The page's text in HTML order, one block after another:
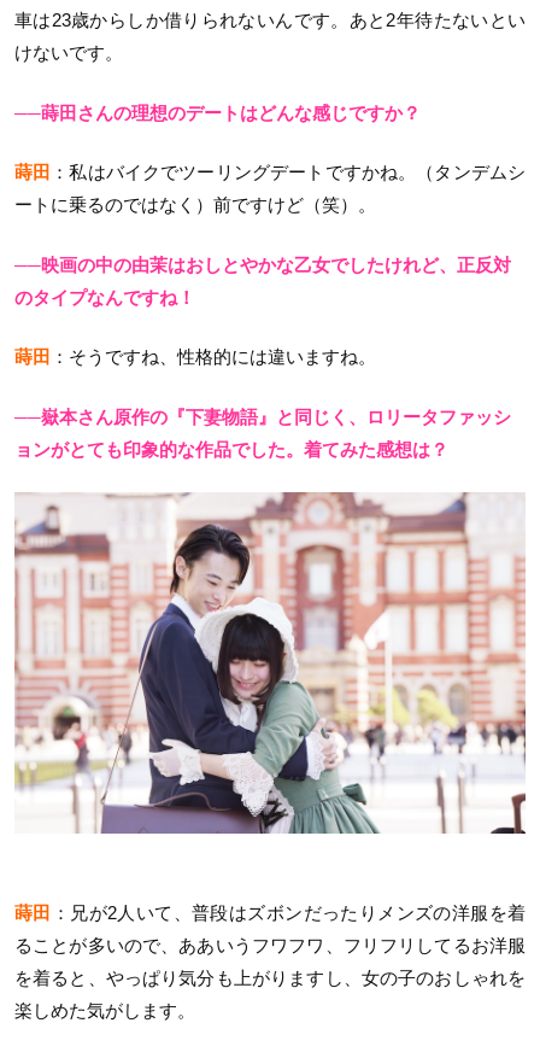
車は23歳からしか借りられないんです。あと2年待たないとい
けないです。
──蒔田さんの理想のデートはどんな感じですか？
蒔田 ：私はバイクでツーリングデートですかね。（タンデムシ
ートに乗るのではなく）前ですけど（笑）。
──映画の中の由茉はおしとやかな乙女でしたけれど、正反対
のタイプなんですね！
蒔田 ：そうですね、性格的には違いますね。
──嶽本さん原作の『下妻物語』と同じく、ロリータファッシ
ョンがとても印象的な作品でした。着てみた感想は？
蒔田 ：兄が2人いて、普段はズボンだったりメンズの洋服を着
ることが多いので、ああいうフワフワ、フリフリしてるお洋服
を着ると、やっぱり気分も上がりますし、女の子のおしゃれを
楽しめた気がします。